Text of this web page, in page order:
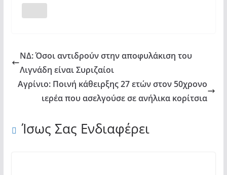
ΝΔ: Όσοι αντιδρούν στην αποφυλάκιση του
Λιγνάδη είναι Συριζαίοι
Αγρίνιο: Ποινή κάθειρξης 27 ετών στον 50χρονο
ιερέα που ασελγούσε σε ανήλικα κορίτσια
Ίσως Σας Ενδιαφέρει